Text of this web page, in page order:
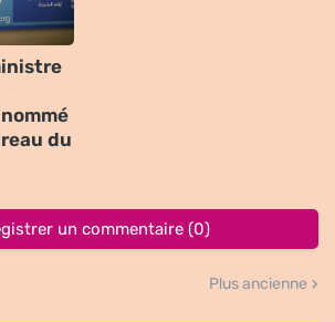
du
un commentaire (0)
Plus ancienne